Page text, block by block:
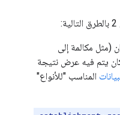
مكالمة إلى
يتم فيه عرض نتيجة
المناسب "للأنواع"